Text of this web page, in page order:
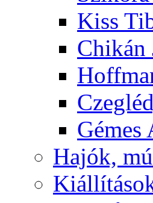
Kiss
Chikán
Gémes
Hajók,